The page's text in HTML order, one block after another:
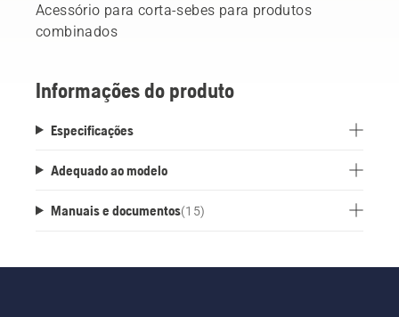
Acessório para corta-sebes para produtos
combinados
Informações do produto
Especificações
Adequado ao modelo
Manuais e documentos(15)